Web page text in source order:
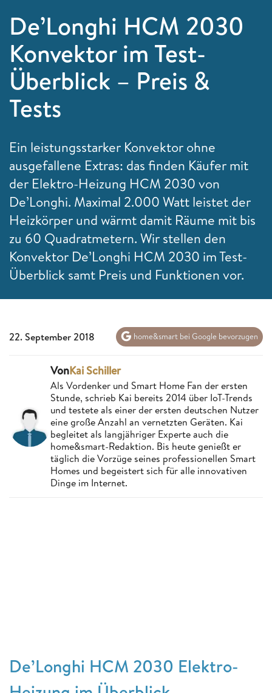
De’Longhi HCM 2030
Konvektor im Test-
Überblick – Preis &
Tests
Ein leistungsstarker Konvektor ohne
ausgefallene Extras: das finden Käufer mit
der Elektro-Heizung HCM 2030 von
De’Longhi. Maximal 2.000 Watt leistet der
Heizkörper und wärmt damit Räume mit bis
zu 60 Quadratmetern. Wir stellen den
Konvektor De’Longhi HCM 2030 im Test-
Überblick samt Preis und Funktionen vor.
22. September 2018 home&smart bei Google bevorzugen
VonKai Schiller
Als Vordenker und Smart Home Fan der ersten
Stunde, schrieb Kai bereits 2014 über IoT-Trends
und testete als einer der ersten deutschen Nutzer
eine große Anzahl an vernetzten Geräten. Kai
begleitet als langjähriger Experte auch die
home&smart-Redaktion. Bis heute genießt er
täglich die Vorzüge seines professionellen Smart
Homes und begeistert sich für alle innovativen
Dinge im Internet.
De’Longhi HCM 2030 Elektro-